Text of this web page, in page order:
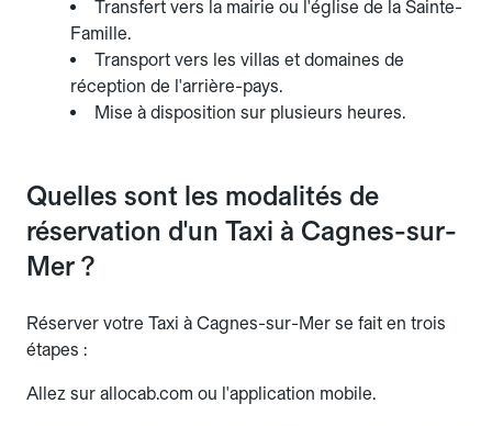
Transfert vers la mairie ou l'église de la Sainte-
Famille.
Transport vers les villas et domaines de
réception de l'arrière-pays.
Mise à disposition sur plusieurs heures.
Quelles sont les modalités de
réservation d'un Taxi à Cagnes-sur-
Mer ?
Réserver votre Taxi à Cagnes-sur-Mer se fait en trois
étapes :
Allez sur allocab.com ou l'application mobile.